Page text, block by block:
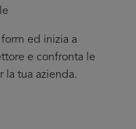
ed inizia a
e confronta le
la tua azienda.